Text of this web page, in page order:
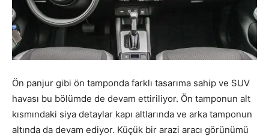
Ön panjur gibi ön tamponda farklı tasarıma sahip ve SUV
havası bu bölümde de devam ettiriliyor. Ön tamponun alt
kısmındaki siya detaylar kapı altlarında ve arka tamponun
altında da devam ediyor. Küçük bir arazi aracı görünümü